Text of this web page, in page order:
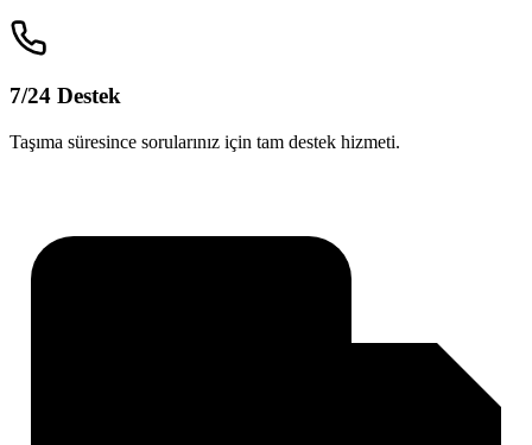
7/24 Destek
Taşıma süresince sorularınız için tam destek hizmeti.